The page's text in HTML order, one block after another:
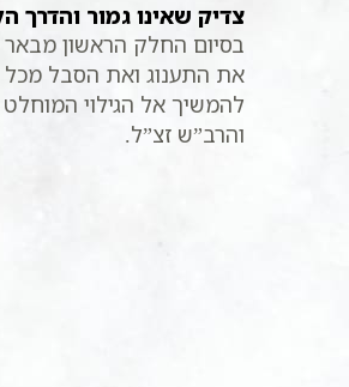
צדיק שאינו גמור והדרך
בסיום החלק הראשון
את התענוג ואת הסבל
להמשיך אל הגילוי
והרב”ש זצ”ל.